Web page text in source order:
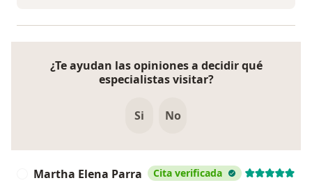
¿Te ayudan las opiniones a decidir qué
especialistas visitar?
Si No
Martha Elena Parra Cita verificada